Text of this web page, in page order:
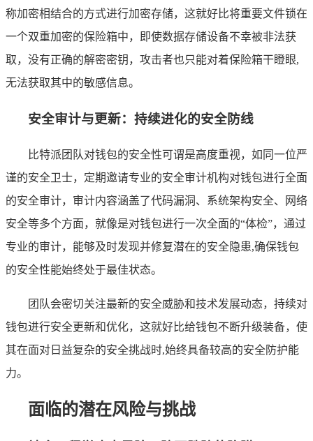
称加密相结合的方式进行加密存储，这就好比将重要文件锁在
一个双重加密的保险箱中，即使数据存储设备不幸被非法获
取，没有正确的解密密钥，攻击者也只能对着保险箱干瞪眼,
无法获取其中的敏感信息。
安全审计与更新：持续进化的安全防线
比特派团队对钱包的安全性可谓是高度重视，如同一位严
谨的安全卫士，定期邀请专业的安全审计机构对钱包进行全面
的安全审计，审计内容涵盖了代码漏洞、系统架构安全、网络
安全等多个方面，就像是对钱包进行一次全面的“体检”，通过
专业的审计，能够及时发现并修复潜在的安全隐患,确保钱包
的安全性能始终处于最佳状态。
团队会密切关注最新的安全威胁和技术发展动态，持续对
钱包进行安全更新和优化，这就好比给钱包不断升级装备，使
其在面对日益复杂的安全挑战时,始终具备较高的安全防护能
力。
面临的潜在风险与挑战